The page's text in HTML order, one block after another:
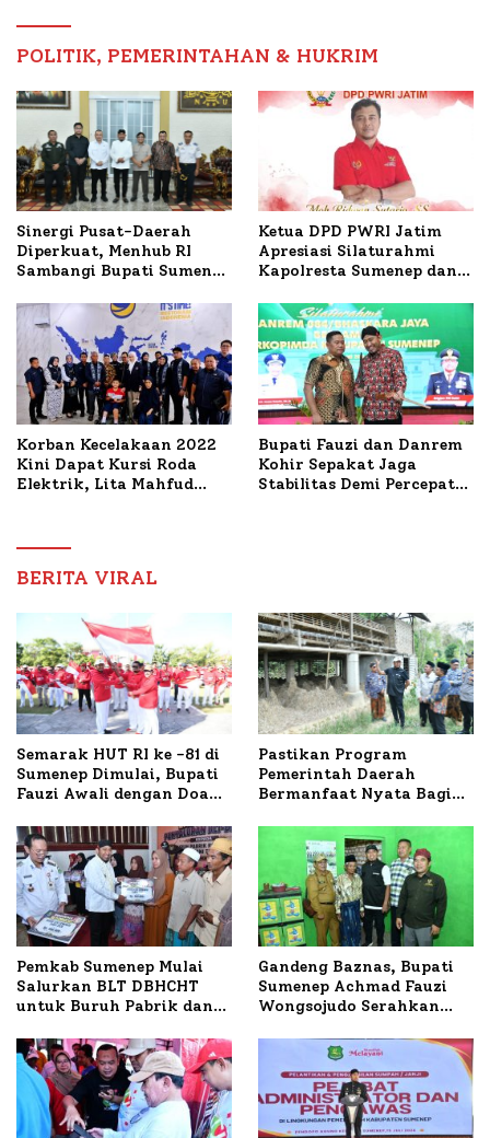
POLITIK, PEMERINTAHAN & HUKRIM
Sinergi Pusat-Daerah
Diperkuat, Menhub RI
Sambangi Bupati Sumenep
Mutiara Sentosa II
Ketua DPD PWRI Jatim
Apresiasi Silaturahmi
Kapolresta Sumenep dan
Ideal Polri-Pers
Korban Kecelakaan 2022
Kini Dapat Kursi Roda
Elektrik, Lita Mahfud
Nabil
Bupati Fauzi dan Danrem
Kohir Sepakat Jaga
Stabilitas Demi Percepat
BERITA VIRAL
Semarak HUT RI ke -81 di
Sumenep Dimulai, Bupati
Fauzi Awali dengan Doa
Terbakar
Pastikan Program
Pemerintah Daerah
Bermanfaat Nyata Bagi
Sumenep Tinjau Langsung
Budidaya Lele dan Ayam
Petelur di Desa Bataal
Timur
Pemkab Sumenep Mulai
Salurkan BLT DBHCHT
untuk Buruh Pabrik dan
Gandeng Baznas, Bupati
Sumenep Achmad Fauzi
Wongsojudo Serahkan
Dua Kecamatan